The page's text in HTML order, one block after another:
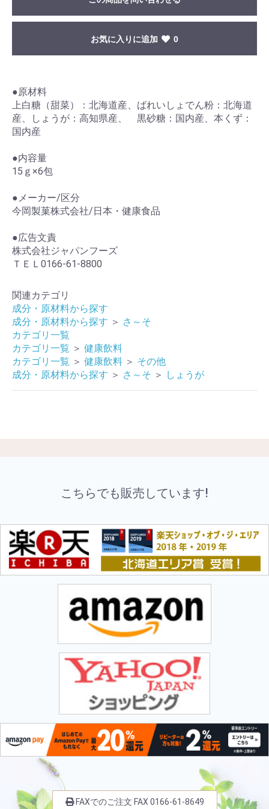
お気に入りに追加 0
●原材料
上白糖（甜菜）：北海道産、ばれいしょでん粉：北海道
産、しょうが：高知県産、 黒砂糖：国内産、本くず：
国内産
●内容量
15ｇ×6包
●メーカー/区分
今岡製菓株式会社/日本・健康食品
●広告文責
株式会社ジャパンフーズ
ＴＥＬ0166-61-8800
関連カテゴリ
成分・原材料から探す
成分・原材料から探す ＞ さ～そ
カテゴリ一覧
カテゴリ一覧 ＞ 健康飲料
カテゴリ一覧 ＞ 健康飲料 ＞ その他
成分・原材料から探す ＞ さ～そ ＞ しょうが
こちらでも販売しています!
FAXでのご注文 FAX 0166-61-8649